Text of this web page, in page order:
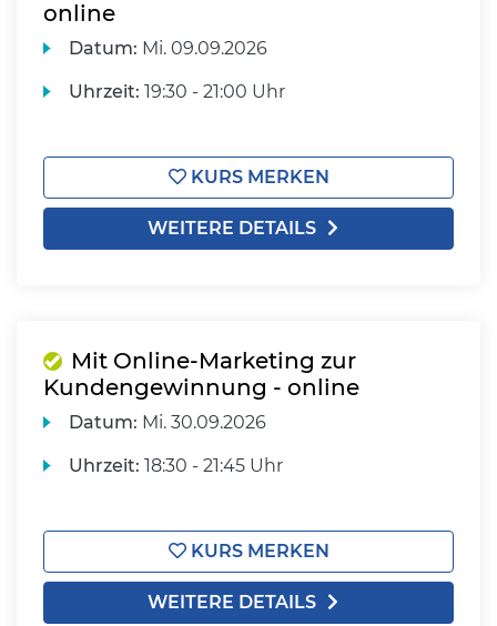
online
Datum: Mi. 09.09.2026
Uhrzeit: 19:30 - 21:00 Uhr
KURS MERKEN
WEITERE DETAILS
Mit Online-Marketing zur
Kundengewinnung - online
Datum: Mi. 30.09.2026
Uhrzeit: 18:30 - 21:45 Uhr
KURS MERKEN
WEITERE DETAILS